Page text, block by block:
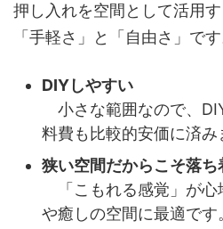
押し入れを空間として活用す
「手軽さ」と「自由さ」です
DIYしやすい
小さな範囲なので、
料費も比較的安価に済み
狭い空間だからこそ落ち
「こもれる感覚」が心
や癒しの空間に最適です